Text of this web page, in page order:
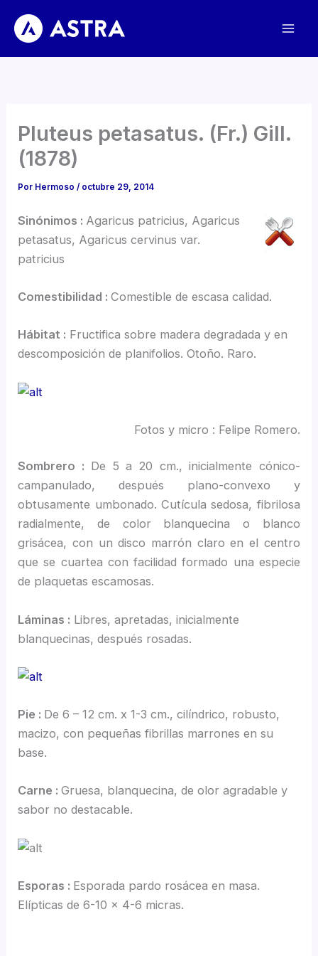
contenido
Pluteus petasatus. (Fr.) Gill.
(1878)
Por Hermoso/ octubre 29, 2014
Sinónimos : Agaricus patricius, Agaricus
petasatus, Agaricus cervinus var.
patricius
Comestibilidad :Comestible de escasa calidad.
Hábitat : Fructifica sobre madera degradada y en
descomposición de planifolios. Otoño. Raro.
Fotos y micro : Felipe Romero.
Sombrero : De 5 a 20 cm., inicialmente cónico-
campanulado, después plano-convexo y
obtusamente umbonado. Cutícula sedosa, fibrilosa
radialmente, de color blanquecina o blanco
grisácea, con un disco marrón claro en el centro
que se cuartea con facilidad formado una especie
de plaquetas escamosas.
Láminas : Libres, apretadas, inicialmente
blanquecinas, después rosadas.
Pie : De 6 – 12 cm. x 1-3 cm., cilíndrico, robusto,
macizo, con pequeñas fibrillas marrones en su
base.
Carne :Gruesa, blanquecina, de olor agradable y
sabor no destacable.
Esporas : Esporada pardo rosácea en masa.
Elípticas de 6-10 x 4-6 micras.